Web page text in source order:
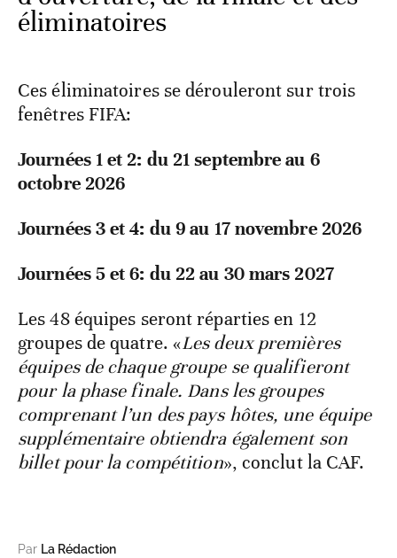
éliminatoires
Ces éliminatoires se dérouleront sur trois
fenêtres FIFA:
Journées 1 et 2: du 21 septembre au 6
octobre 2026
Journées 3 et 4: du 9 au 17 novembre 2026
Journées 5 et 6: du 22 au 30 mars 2027
Les 48 équipes seront réparties en 12
groupes de quatre. «Les deux premières
équipes de chaque groupe se qualifieront
pour la phase finale. Dans les groupes
comprenant l’un des pays hôtes, une équipe
supplémentaire obtiendra également son
billet pour la compétition», conclut la CAF.
Par La Rédaction